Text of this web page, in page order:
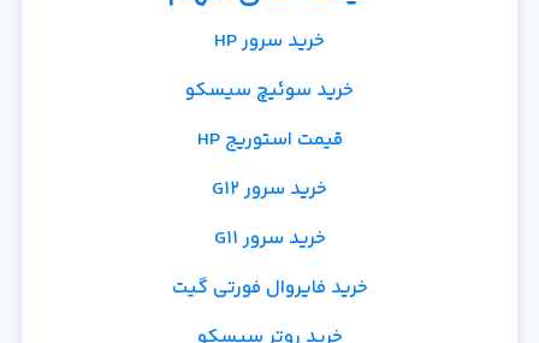
خرید سرور HP
خرید سوئیچ سیسکو
قیمت استوریج HP
خرید سرور G12
خرید سرور G11
خرید فایروال فورتی گیت